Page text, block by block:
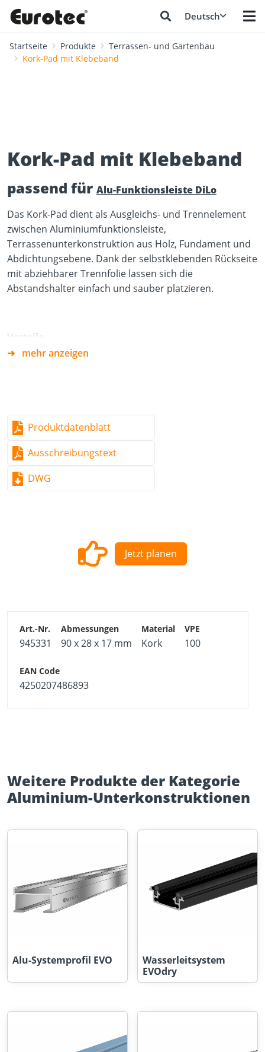
Deutsch
Startseite Produkte
Terrassen- und Gartenbau
Kork-Pad mit Klebeband
Kork-Pad mit Klebeband
passend für Alu-Funktionsleiste DiLo
Das Kork-Pad dient als Ausgleichs- und Trennelement
zwischen Aluminiumfunktionsleiste,
Terrassenunterkonstruktion aus Holz, Fundament und
Abdichtungsebene. Dank der selbstklebenden Rückseite
mit abziehbarer Trennfolie lassen sich die
Abstandshalter einfach und sauber platzieren.
Vorteile
wasserabweisend sowie feuchtigkeitsresistent
Material
Kork
mehr anzeigen
Produktdatenblatt
Ausschreibungstext
DWG
Jetzt planen
945331 90 x 28 x 17 mm Kork 100
4250207486893
Weitere Produkte der Kategorie
Aluminium-Unterkonstruktionen
Alu-Systemprofil EVO
Wasserleitsystem
EVOdry